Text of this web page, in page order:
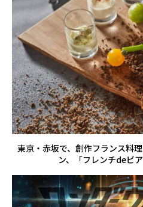
東京・赤坂で、創作フランス料
ン、「フレンチdeビ